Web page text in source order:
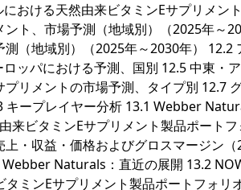
おける天然由来ビタミンEサプリメン
ト、市場予測（地域別）（2025年～
測（地域別）（2025年～2030年） 12.2
ッパにおける予測、国別 12.5 中東・
リメントの市場予測、タイプ別 12.7
キープレイヤー分析 13.1 Webber
来ビタミンEサプリメント製品ポート
・収益・価格およびグロスマージン
Naturals：直近の展開 13.2
ミンEサプリメント製品ポートフォ